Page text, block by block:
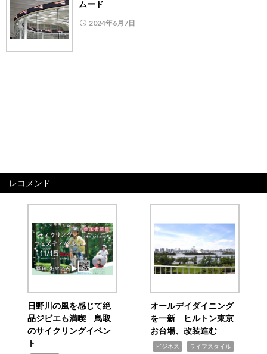
ムード
2024年6月7日
レコメンド
日野川の風を感じて絶
品ジビエも満喫 鳥取
のサイクリングイベン
ト
オールデイダイニング
を一新 ヒルトン東京
お台場、改装進む
ビジネス ライフスタイル